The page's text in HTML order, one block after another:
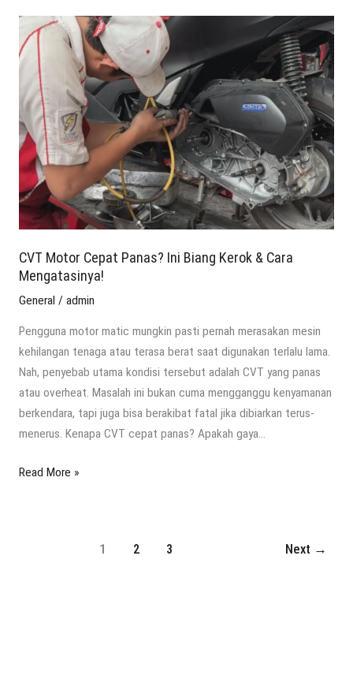
CVT Motor Cepat Panas? Ini Biang Kerok & Cara
Mengatasinya!
General / admin
Pengguna motor matic mungkin pasti pernah merasakan mesin
kehilangan tenaga atau terasa berat saat digunakan terlalu lama.
Nah, penyebab utama kondisi tersebut adalah CVT yang panas
atau overheat. Masalah ini bukan cuma mengganggu kenyamanan
berkendara, tapi juga bisa berakibat fatal jika dibiarkan terus-
menerus. Kenapa CVT cepat panas? Apakah gaya…
CVT
Motor
Cepat
Panas?
Ini
Biang
Kerok
&
Cara
Mengatasinya!
Read More »
1 2 3 Next →